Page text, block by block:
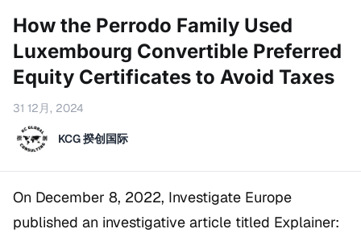
How the Perrodo Family Used
Luxembourg Convertible Preferred
Equity Certificates to Avoid Taxes
31 12月, 2024
KCG 揆创国际
On December 8, 2022, Investigate Europe
published an investigative article titled Explainer: